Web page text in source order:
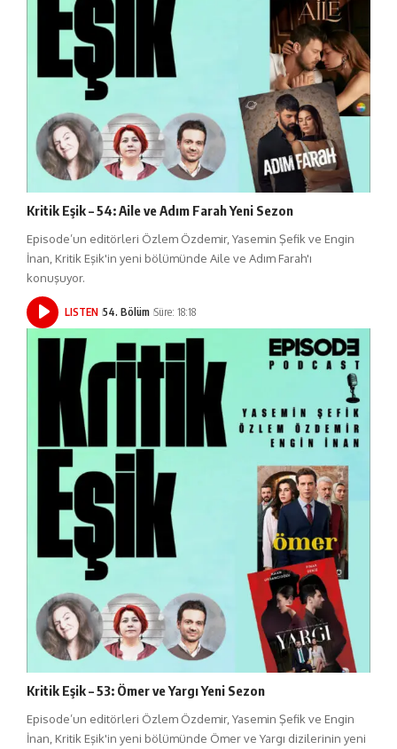
Kritik Eşik – 54: Aile ve Adım Farah Yeni Sezon
Episode’un editörleri Özlem Özdemir, Yasemin Şefik ve Engin
İnan, Kritik Eşik'in yeni bölümünde Aile ve Adım Farah'ı
konuşuyor.
LISTEN 54. Bölüm Süre: 18:18
Kritik Eşik – 53: Ömer ve Yargı Yeni Sezon
Episode’un editörleri Özlem Özdemir, Yasemin Şefik ve Engin
İnan, Kritik Eşik'in yeni bölümünde Ömer ve Yargı dizilerinin yeni